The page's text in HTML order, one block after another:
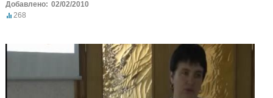
Добавлено: 02/02/2010
268